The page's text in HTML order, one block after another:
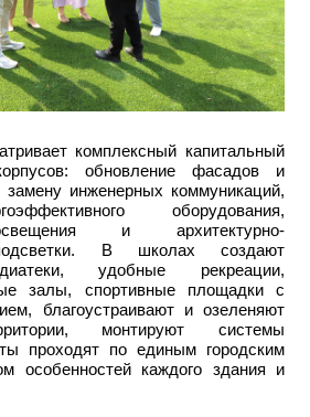
комплексный капитальный
обновление фасадов и
замену инженерных коммуникаций,
оборудования,
и архитектурно-
В школах создают
удобные рекреации,
залы, спортивные площадки с
благоустраивают и озеленяют
монтируют системы
проходят по единым городским
особенностей каждого здания и